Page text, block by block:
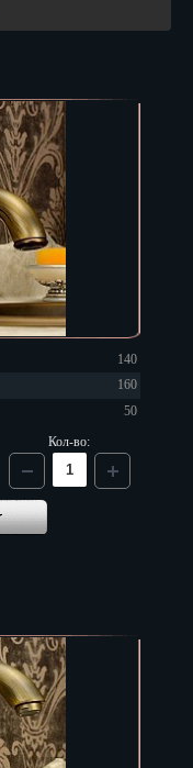
Екатеринбург
Зеленоград
Иваново
Ижевск
Иркутск
Калининград
Калуга
Кемерово
Краснодар
Красноярск
Курган
140
160
50
Кол-во: